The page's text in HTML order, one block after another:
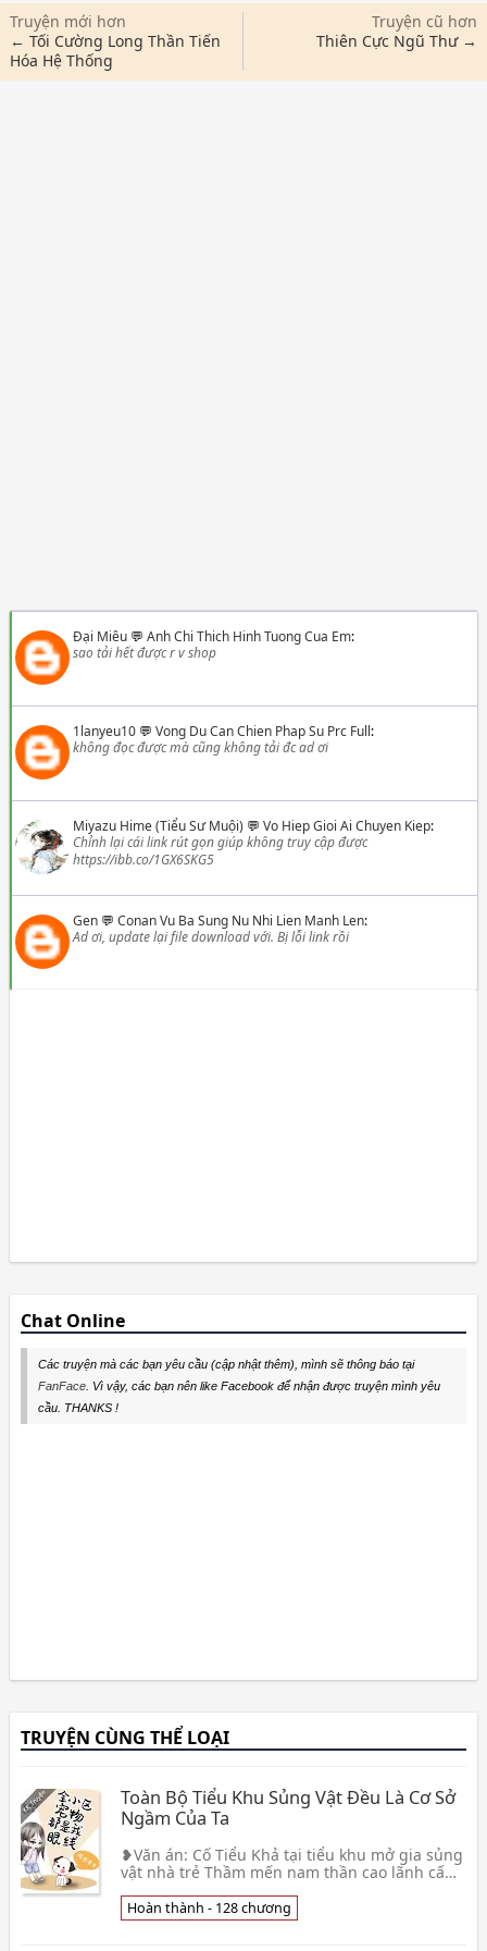
Truyện mới hơn
← Tối Cường Long Thần Tiến
Hóa Hệ Thống
Truyện cũ hơn
Thiên Cực Ngũ Thư →
Đại Miêu💬 Anh Chi Thich Hinh Tuong Cua Em:
sao tải hết được r v shop
1lanyeu10💬 Vong Du Can Chien Phap Su Prc Full:
không đọc được mà cũng không tải đc ad ơi
Miyazu Hime (Tiểu Sư Muội) 💬 Vo Hiep Gioi Ai Chuyen Kiep:
Chỉnh lại cái link rút gọn giúp không truy cập được
https://ibb.co/1GX6SKG5
Gen💬 Conan Vu Ba Sung Nu Nhi Lien Manh Len:
Ad ơi, update lại file download với. Bị lỗi link rồi
Chat Online
Các truyện mà các bạn yêu cầu (cập nhật thêm), mình sẽ thông báo tại
FanFace. Vì vậy, các bạn nên like Facebook để nhận được truyện mình yêu
cầu. THANKS !
TRUYỆN CÙNG THỂ LOẠI
Toàn Bộ Tiểu Khu Sủng Vật Đều Là Cơ Sở
Ngầm Của Ta
❥Văn án: Cố Tiểu Khả tại tiểu khu mở gia sủng
vật nhà trẻ Thầm mến nam thần cao lãnh cấm
chào 👦 Lý Mộc Thụ
Hoàn thành - 128 chương